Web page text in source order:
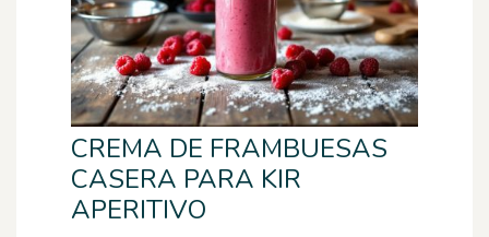
CREMA DE FRAMBUESAS
CASERA PARA KIR
APERITIVO